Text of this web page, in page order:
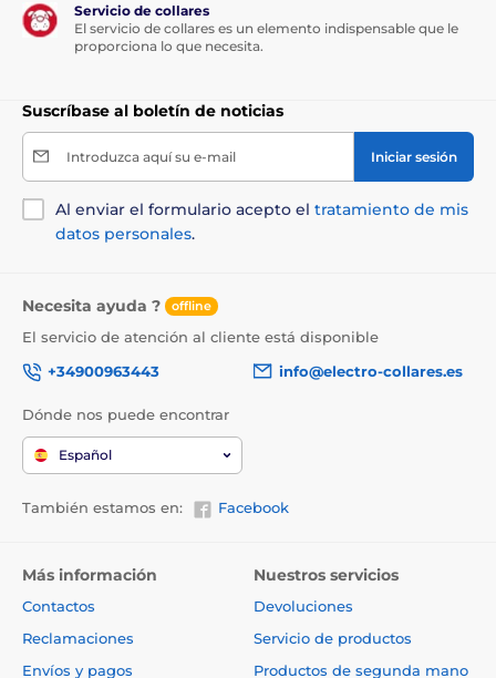
Servicio de collares
El servicio de collares es un elemento indispensable que le
proporciona lo que necesita.
Suscríbase al boletín de noticias
Introduzca aquí su e-mail Iniciar sesión
Al enviar el formulario acepto el tratamiento de mis
datos personales.
Necesita ayuda ? offline
El servicio de atención al cliente está disponible
+34900963443
info@electro-collares.es
Dónde nos puede encontrar
Español
También estamos en: Facebook
Más información
Contactos
Reclamaciones
Envíos y pagos
Nuestros servicios
Devoluciones
Servicio de productos
Productos de segunda mano